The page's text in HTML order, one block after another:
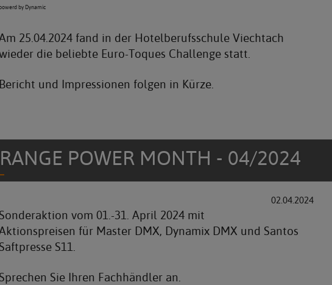
by Dynamic
25.04.2024 fand in der Hotelberufsschule Viechtach
die beliebte Euro-Toques Challenge statt.
und Impressionen folgen in Kürze.
POWER MONTH - 04/2024
02.04.2024
vom 01.-31. April 2024 mit
für Master DMX, Dynamix DMX und Santos
S11.
Sie Ihren Fachhändler an.